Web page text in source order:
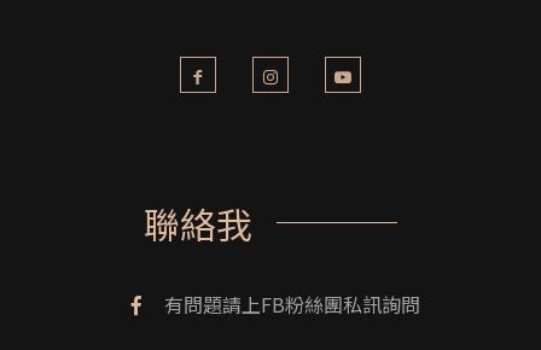
聯絡我
有問題請上FB粉絲團私訊詢問